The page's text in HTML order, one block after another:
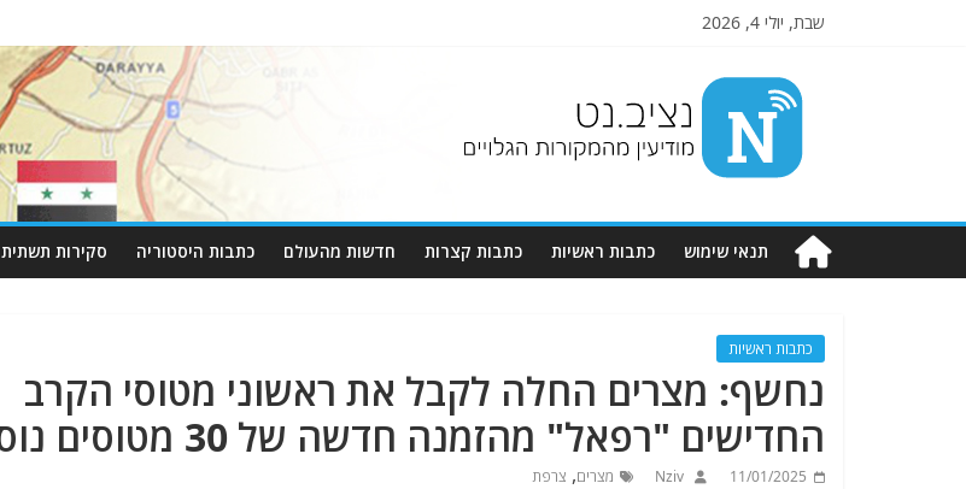
שבת, יולי 4, 2026
Nziv.net
מודיעין
מהמקורות
תנאי שימוש כתבות ראשיות כתבות קצרות חדשות מהעולם כתבות היסטוריה סקירות תשתית
כתבות ראשיות
נחשף: מצרים החלה לקבל את ראשוני מטוסי הקרב
החדישים "רפאל" מהזמנה חדשה של 30 מטוסים נוספים
11/01/2025
Nziv מצרים, צרפת